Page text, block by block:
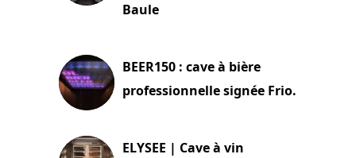
Baule
BEER150 : cave à bière
professionnelle signée Frio.
ELYSEE | Cave à vin